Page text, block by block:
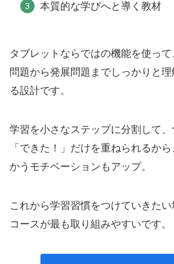
本質的な学びへと導く教材
タブレットならではの機能を使っ
問題から発展問題までしっかりと
る設計です。
学習を小さなステップに分割して
「できた！」だけを重ねられるか
かうモチベーションもアップ。
これから学習習慣をつけていきた
コースが最も取り組みやすいです。